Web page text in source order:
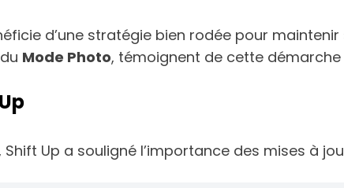
d’une stratégie bien rodée pour
Mode Photo, témoignent de cette
Up a souligné l’importance des mises à